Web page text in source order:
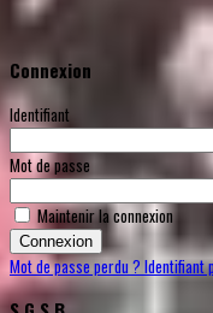
Connexion
Identifiant
Mot de passe
Maintenir la connexion
Connexion
Mot de passe perdu ? Identifiant